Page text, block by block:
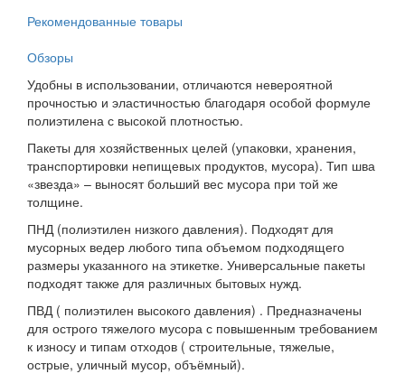
Рекомендованные товары
Обзоры
Удобны в использовании, отличаются невероятной
прочностью и эластичностью благодаря особой формуле
полиэтилена с высокой плотностью.
Пакеты для хозяйственных целей (упаковки, хранения,
транспортировки непищевых продуктов, мусора). Тип шва
«звезда» – выносят больший вес мусора при той же
толщине.
ПНД (полиэтилен низкого давления). Подходят для
мусорных ведер любого типа объемом подходящего
размеры указанного на этикетке. Универсальные пакеты
подходят также для различных бытовых нужд.
ПВД ( полиэтилен высокого давления) . Предназначены
для острого тяжелого мусора с повышенным требованием
к износу и типам отходов ( строительные, тяжелые,
острые, уличный мусор, объёмный).